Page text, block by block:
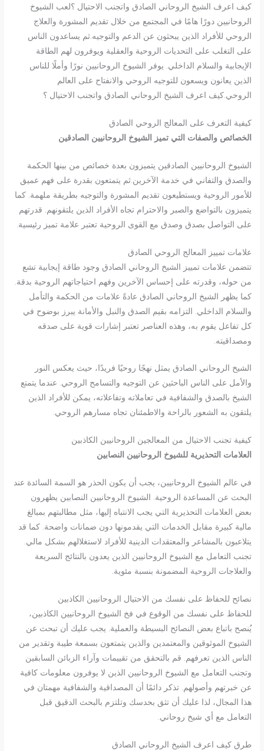
كيف اعرف الشيخ الروحاني الصادق واتجنب الاحتيال ؟لعب الشيوخ
الروحانيين دورًا هامًا في المجتمع من خلال تقديم المشورة والعلاج
الروحي للأفراد الذين يبحثون عن الدعم والتوجيه.ثم يساعدون الناس
على التغلب على التحديات الروحية والعقلية ويوفرون لهم الطاقة
الإيجابية والسلام الداخلي. يوفر الشيوخ الروحانيين نورًا وأملًا للناس
الذين يعانون ويسعون للتوجيه الروحي والانفتاح على العالم
الروحي.كيف اعرف الشيخ الروحاني الصادق واتجنب الاحتيال ؟
كيفية التعرف على المعالج الروحي الصادق
الخصائص والصفات التي تميز الشيوخ الروحانيين الصادقين
الشيوخ الروحانيين الصادقين يتميزون بعدة خصائص من بينها الحكمة
والصدق والتفاني في خدمة الآخرين.ثم يتمتعون بقدرة على فهم عميق
للأمور الروحية ويستطيعون تقديم المشورة والتوجيه بطريقة ملهمة. كما
يتميزون بالتواضع والصبر والاحترام تجاه الأفراد الذين يلتقونهم. قدرتهم
على التواصل بصدق وصدق مع القوى الروحية تعتبر علامة تميز رئيسية.
علامات تمييز المعالج الروحي الصادق
تتضمن علامات تمييز الشيخ الروحاني الصادق وجود طاقة إيجابية تشع
من حوله، وقدرته على إحساس الآخرين وفهم احتياجاتهم الروحية بدقة.
كما يظهر الشيخ الروحاني الصادق عادةً علامات من الحكمة والتأمل
والسلام الداخلي. التزامه بقيم الصدق والنبل والأمانة يبرز بوضوح في
كل تفاعل يقوم به، وهذه العناصر تعتبر إشارات قوية على صدقه
ومصداقيته.
الشيخ الروحاني الصادق يمثل نهجًا روحيًا فريدًا، حيث يعكس النور
والأمل على الناس الباحثين عن التوجيه والتسامح الروحي. عندما يتمتع
الشيخ بالصدق والشفافية في تعاملاته وتفاعلاته، يمكن للأفراد الذين
يلتقون به الشعور بالراحة والاطمئنان تجاه مسارهم الروحي.
كيفية تجنب الاحتيال من المعالجين الروحانيين الكاذبين
العلامات التحذيرية للشيوخ الروحانيين النصابين
في عالم الشيوخ الروحانيين، يجب أن يكون الحذر هو السمة السائدة عند
البحث عن المساعدة الروحية. الشيوخ الروحانيين النصابين يظهرون
بعض العلامات التحذيرية التي يجب الانتباه إليها، مثل مطالبتهم بمبالغ
مالية كبيرة مقابل الخدمات التي يقدمونها دون ضمانات واضحة. كما قد
يتلاعبون بالمشاعر والمعتقدات الدينية للأفراد لاستغلالهم بشكل مالي.
تجنب التعامل مع الشيوخ الروحانيين الذين يعدون بالنتائج السريعة
والعلاجات الروحية المضمونة بنسبة مئوية.
نصائح للحفاظ على نفسك من الاحتيال الروحانيين الكاذبين
للحفاظ على نفسك من الوقوع في فخ الشيوخ الروحانيين الكاذبين،
يُنصح باتباع بعض النصائح البسيطة والعملية. يجب عليك أن تبحث عن
الشيوخ الموثوقين والمعتمدين والذين يتمتعون بسمعة طيبة وتقدير من
الناس الذين تعرفهم. قم بالتحقق من تقييمات وآراء الزبائن السابقين
وتجنب التعامل مع الشيوخ الروحانيين الذين لا يوفرون معلومات كافية
عن خبرتهم وأصولهم. تذكر دائمًا أن المصداقية والشفافية مهمتان في
هذا المجال، لذا عليك أن تثق بحدسك وتلتزم بالبحث الدقيق قبل
التعامل مع أي شيخ روحاني.
طرق كيف اعرف الشيخ الروحاني الصادق